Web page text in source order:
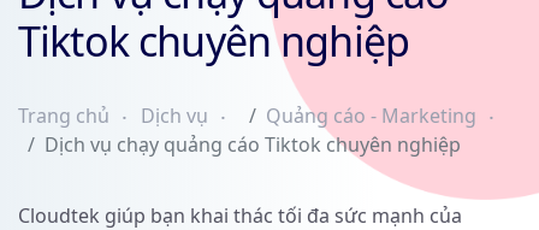
Tiktok chuyên nghiệp
Trang chủ Dịch vụ
Quảng cáo - Marketing
Dịch vụ chạy quảng cáo Tiktok chuyên nghiệp
Cloudtek giúp bạn khai thác tối đa sức mạnh của